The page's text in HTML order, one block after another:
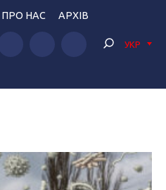
ПРО НАС АРХІВ
УКР